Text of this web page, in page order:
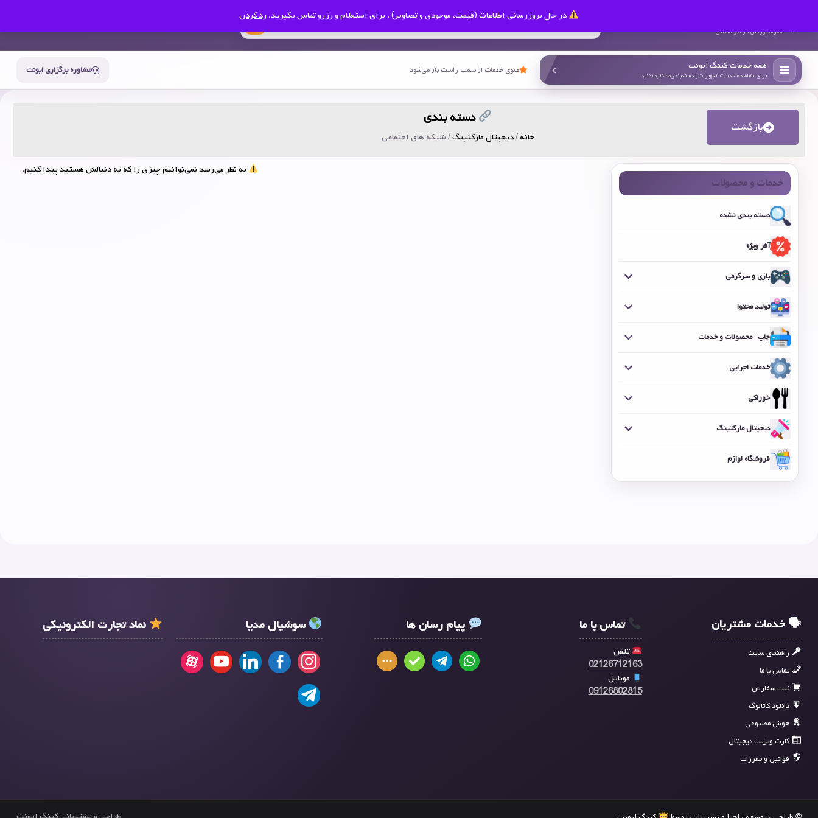
در حال بروزرسانی اطلاعات (قیمت، موجودی و تصاویر) . برای استعلام و رزرو تماس بگیرید. رد کردن
همراه بزرگان در هر صنعتی
همه خدمات کینگ ایونت
برای مشاهده خدمات، تجهیزات و دسته‌بندی‌ها کلیک کنید
منوی خدمات از سمت راست باز می‌شود مشاوره برگزاری ایونت
بازگشت
دسته بندی
خانه/دیجیتال مارکتینگ/ شبکه های اجتماعی
خدمات و محصولات
دسته بندی نشده
آفر ویژه
بازی و سرگرمی
تولید محتوا
چاپ | محصولات و خدمات
خدمات اجرایی
خوراکی
دیجیتال مارکتینگ
فروشگاه لوازم
به نظر می‌رسد نمی‌توانیم چیزی را که به دنبالش هستید پیدا کنیم.
🗣 خدمات مشتریان
راهنمای سایت
تماس با ما
ثبت سفارش
دانلود کاتالوگ
هوش مصنوعی
کارت ویزیت دیجیتال
قوانین و مقررات
تماس با ما
تلفن
02126712163
موبایل
09126802815
پیام رسان ها سوشیال مدیا نماد تجارت الکترونیکی